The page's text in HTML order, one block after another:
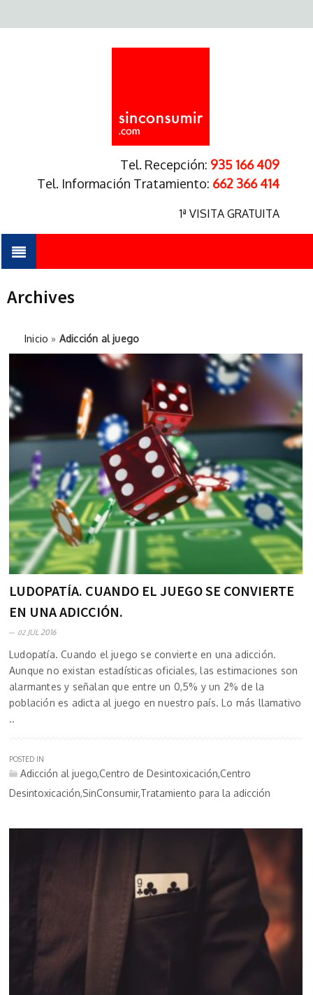
Tel. Recepción: 935 166 409
Tel. Información Tratamiento: 662 366 414
1ª VISITA GRATUITA
Archives
Inicio » Adicción al juego
LUDOPATÍA. CUANDO EL JUEGO SE CONVIERTE
EN UNA ADICCIÓN.
02JUL 2016
Ludopatía. Cuando el juego se convierte en una adicción.
Aunque no existan estadísticas oficiales, las estimaciones son
alarmantes y señalan que entre un 0,5% y un 2% de la
población es adicta al juego en nuestro país. Lo más llamativo
..
POSTED IN
Adicción al juego,Centro de Desintoxicación,Centro
Desintoxicación,SinConsumir,Tratamiento para la adicción